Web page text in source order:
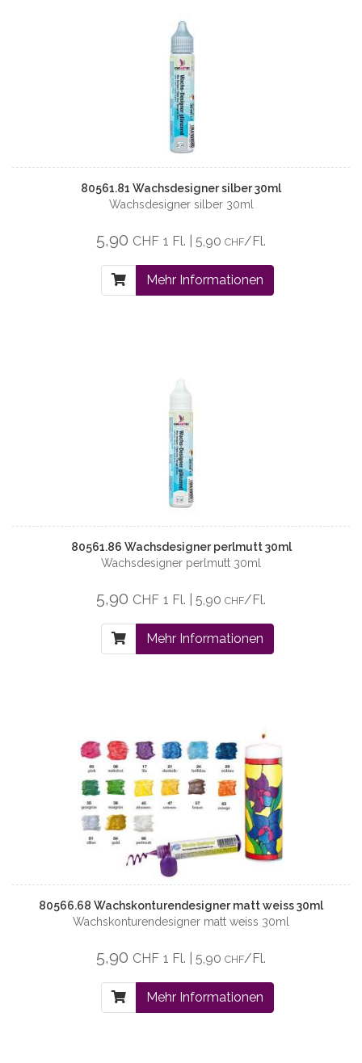
80561.81 Wachsdesigner silber 30ml
Wachsdesigner silber 30ml
5,90 CHF 1 Fl. | 5,90 CHF/Fl.
Mehr Informationen
80561.86 Wachsdesigner perlmutt 30ml
Wachsdesigner perlmutt 30ml
5,90 CHF 1 Fl. | 5,90 CHF/Fl.
Mehr Informationen
80566.68 Wachskonturendesigner matt weiss 30ml
Wachskonturendesigner matt weiss 30ml
5,90 CHF 1 Fl. | 5,90 CHF/Fl.
Mehr Informationen